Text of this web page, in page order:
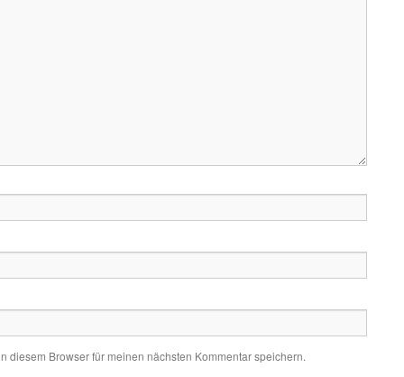
diesem Browser für meinen nächsten Kommentar speichern.